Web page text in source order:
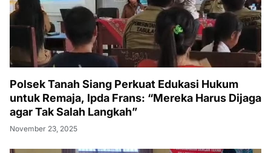
Polsek Tanah Siang Perkuat Edukasi Hukum
untuk Remaja, Ipda Frans: “Mereka Harus Dijaga
agar Tak Salah Langkah”
November 23, 2025